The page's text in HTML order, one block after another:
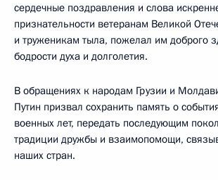
сердечные поздравления и слова
признательности ветеранам Великой
и труженикам тыла, пожелал им доброго
бодрости духа и долголетия.
В обращениях к народам Грузии и
Путин призвал сохранить память о
военных лет, передать последующим
традиции дружбы и взаимопомощи,
наших стран.